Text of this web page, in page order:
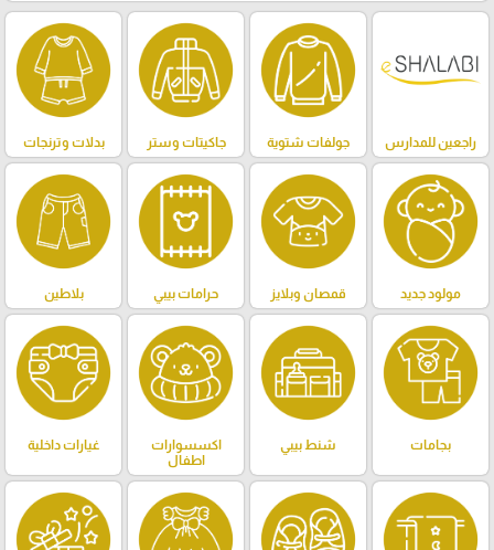
راجعين للمدارس جولفات شتوية جاكيتات وستر بدلات وترنجات
مولود جديد قمصان وبلايز حرامات بيبي بلاطين
بجامات شنط بيبي
اكسسوارات
اطفال
غيارات داخلية